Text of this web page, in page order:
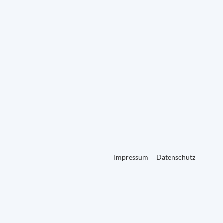
Impressum Datenschutz